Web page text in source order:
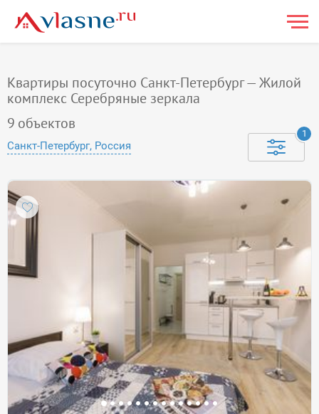
Квартиры посуточно Санкт-Петербург — Жилой
комплекс Серебряные зеркала
9 объектов
Санкт-Петербург, Россия
1